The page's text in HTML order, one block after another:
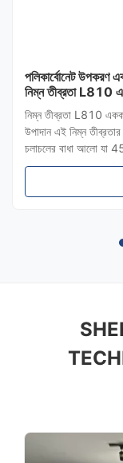
পলিকার্বোনেট উপকরণ
নিম্ন তীব্রতা L810
নিম্ন তীব্রতা L810 একক
উপাদান এই নিম্ন
চলাচলের বাধা আলো যা
উপরে চিহ্নিত করার জন্য
আইসিএও-র ১৪ নং
নিম্ন ...